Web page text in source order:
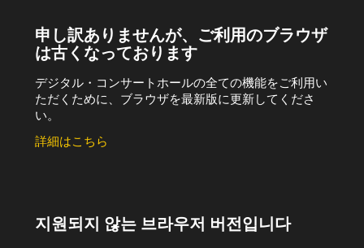
申し訳ありませんが、ご利用のブラウザ
は古くなっております
デジタル・コンサートホールの全ての機能をご利用い
ただくために、ブラウザを最新版に更新してくださ
い。
詳細はこちら
지원되지 않는 브라우저 버전입니다